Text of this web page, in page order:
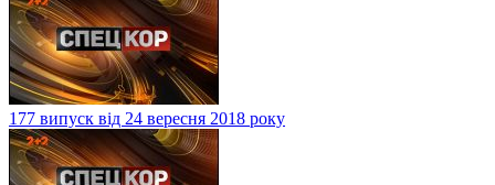
177 випуск від 24 вересня 2018 року